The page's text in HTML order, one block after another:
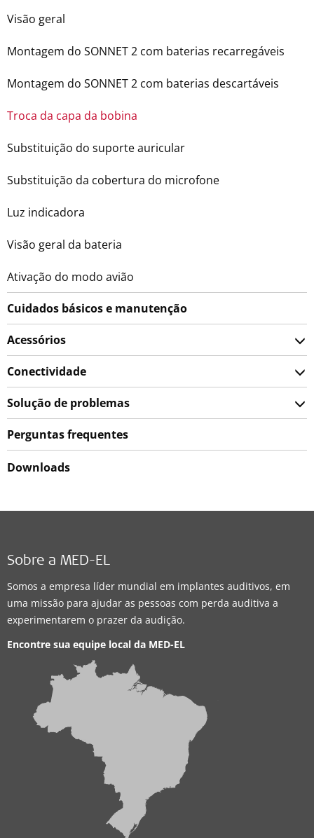
Visão geral
Montagem do SONNET 2 com baterias recarregáveis
Montagem do SONNET 2 com baterias descartáveis
Troca da capa da bobina
Substituição do suporte auricular
Substituição da cobertura do microfone
Luz indicadora
Visão geral da bateria
Ativação do modo avião
Cuidados básicos e manutenção
Acessórios
Conectividade
Solução de problemas
Perguntas frequentes
Downloads
Sobre a MED-EL
Somos a empresa líder mundial em implantes auditivos, em
uma missão para ajudar as pessoas com perda auditiva a
experimentarem o prazer da audição.
Encontre sua equipe local da MED-EL